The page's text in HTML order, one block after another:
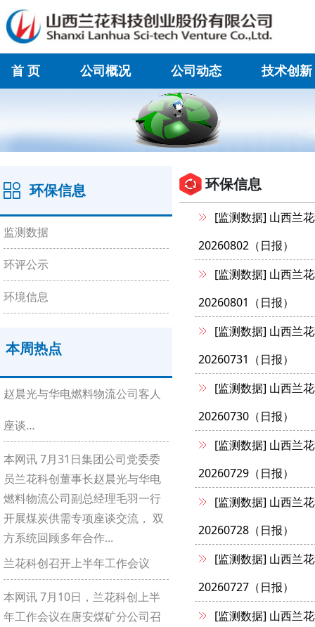
首 页 公司概况 公司动态
技术创新
环保信息
监测数据
环评公示
环境信息
本周热点
赵晨光与华电燃料物流公司客人
座谈…
本网讯 7月31日集团公司党委委
员兰花科创董事长赵晨光与华电
燃料物流公司副总经理毛羽一行
开展煤炭供需专项座谈交流， 双
方系统回顾多年合作...
兰花科创召开上半年工作会议
本网讯 7月10日，兰花科创上半
年工作会议在唐安煤矿分公司召
环保信息
[监测数据] 山西兰
20260802（日报）
[监测数据] 山西兰
20260801（日报）
[监测数据] 山西兰
20260731（日报）
[监测数据] 山西兰
20260730（日报）
[监测数据] 山西兰
20260729（日报）
[监测数据] 山西兰
20260728（日报）
[监测数据] 山西兰
20260727（日报）
[监测数据] 山西兰